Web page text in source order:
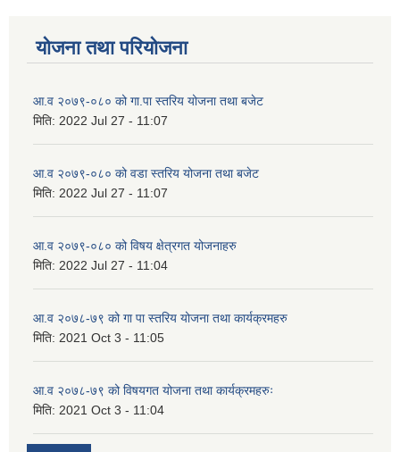
योजना तथा परियोजना
आ.व २०७९-०८० को गा.पा स्तरिय योजना तथा बजेट
मिति: 2022 Jul 27 - 11:07
आ.व २०७९-०८० को वडा स्तरिय योजना तथा बजेट
मिति: 2022 Jul 27 - 11:07
आ.व २०७९-०८० को विषय क्षेत्रगत योजनाहरु
मिति: 2022 Jul 27 - 11:04
आ.व २०७८-७९ को गा पा स्तरिय योजना तथा कार्यक्रमहरु
मिति: 2021 Oct 3 - 11:05
आ.व २०७८-७९ को विषयगत योजना तथा कार्यक्रमहरुः
मिति: 2021 Oct 3 - 11:04